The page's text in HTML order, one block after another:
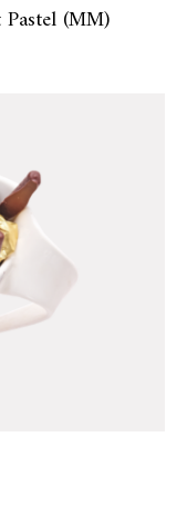
Pastel (MM)